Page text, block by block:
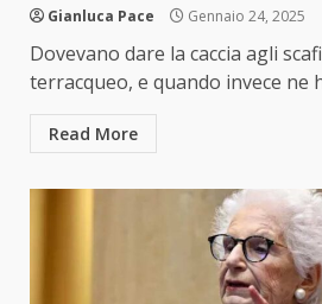
Gianluca Pace Gennaio 24, 2025
Dovevano dare la caccia agli
terracqueo, e quando invece ne
Read More